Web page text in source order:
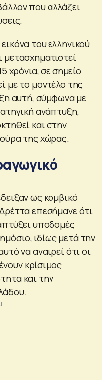
που αλλάζει
του ελληνικού
μετασχηματιστεί
χρόνια, σε σημείο
με το μοντέλο της
αυτή, σύμφωνα με
ανάπτυξη,
και στην
της χώρας.
ως κομβικό
επεσήμανε ότι
υποδομές
ιδίως μετά την
να αναιρεί ότι οι
κρίσιμος
και την